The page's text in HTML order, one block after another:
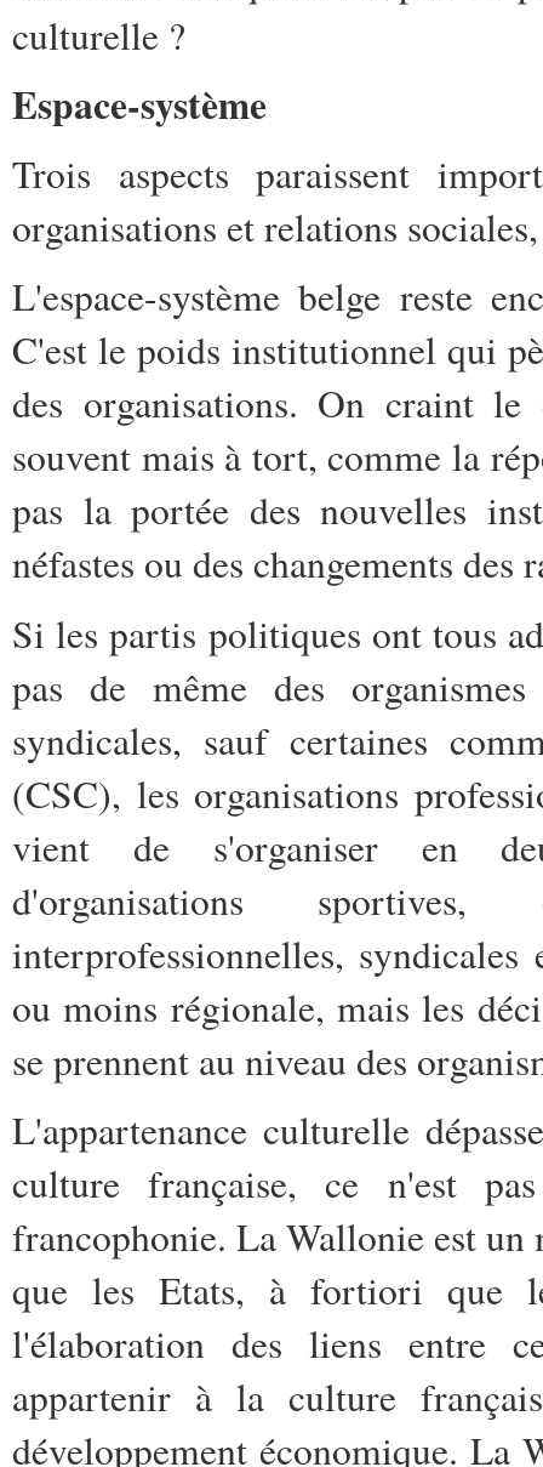
culturelle ?
Espace-système
Trois aspects paraissent
organisations et relations
L'espace-système belge reste
C'est le poids institutionnel qui
des organisations. On craint le
souvent mais à tort, comme la
pas la portée des nouvelles
néfastes ou des changements des
Si les partis politiques ont tous
pas de même des
syndicales, sauf certaines
(CSC), les organisations
vient de s'organiser en
d'organisations
interprofessionnelles,
ou moins régionale, mais les
se prennent au niveau des
L'appartenance culturelle
culture française, ce n'est
francophonie. La Wallonie est un
que les Etats, à fortiori que
l'élaboration des liens entre
appartenir à la culture
développement économique. La